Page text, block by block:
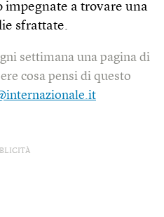
impegnate a trovare una
sfrattate.
settimana una pagina di
cosa pensi di questo